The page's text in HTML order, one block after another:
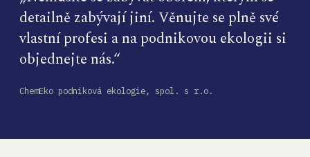
detailně zabývají jiní. Věnujte se plně své
vlastní profesi a na podnikovou ekologii si
objednejte nás.“
ChemEko podniková ekologie, spol. s r.o.